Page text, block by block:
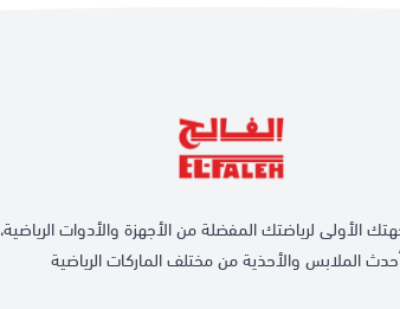
الأولى لرياضتك المفضلة من الأجهزة والأدوات الرياضية،
الملابس والأحذية من مختلف الماركات الرياضية